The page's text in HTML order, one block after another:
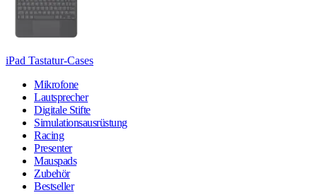
iPad Tastatur-Cases
Mikrofone
Lautsprecher
Digitale Stifte
Simulationsausrüstung
Racing
Presenter
Mauspads
Zubehör
Bestseller